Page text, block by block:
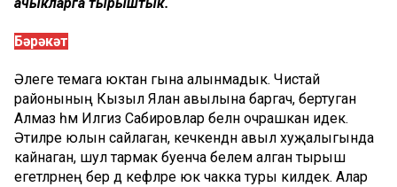
Бәрәкәт
Әлеге темага юктан гына алынмадык. Чистай
районының Кызыл Ялан авылына баргач, бертуган
Алмаз һәм Илгиз Сабировлар белән очрашкан идек.
Әтиләре юлын сайлаган, кечкенәдән авыл хуҗалыгында
кайнаган, шул тармак буенча белем алган тырыш
егетләрнең бер дә кәефләре юк чакка туры килдек. Алар